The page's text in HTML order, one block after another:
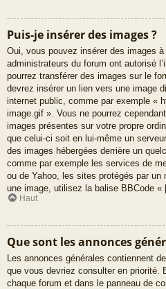
Puis-je insérer des images ?
Oui, vous pouvez insérer des images
administrateurs du forum ont autorisé
pourrez transférer des images sur le
devrez insérer un lien vers une image
internet public, comme par exemple «
image.gif ». Vous ne pourrez
images présentes sur votre propre
que celui-ci soit en lui-même un
des images hébergées derrière un
comme par exemple les services de
ou de Yahoo, les sites protégés par
une image, utilisez la balise BBCode «
Haut
Que sont les annonces
Les annonces générales contiennent
que vous devriez consulter en priorité.
chaque forum et dans le panneau de